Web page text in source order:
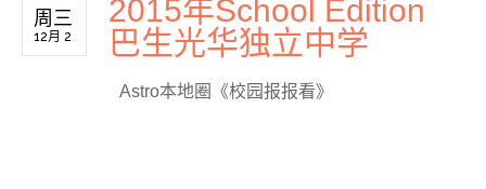
周三
12月 2
2015年School Edition
巴生光华独立中学
Astro本地圈《校园报报看》